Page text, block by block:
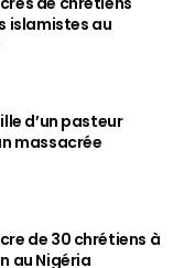
islamistes au
d’un pasteur
massacrée
de 30 chrétiens à
au Nigéria